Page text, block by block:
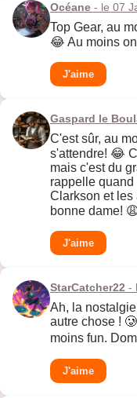
Océane - le 07
Top Gear, au
😂 Au moins
J'aime
Gaspard le
C'est sûr, au
s'attendre! 😂
mais c'est du
rappelle
Clarkson et les
bonne dame!
J'aime
StarCatcher22 -
Ah, la
autre chose !
moins fun.
J'aime